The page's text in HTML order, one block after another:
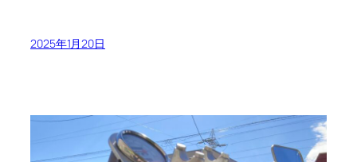
2025年1月20日